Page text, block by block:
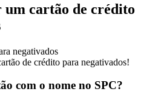
um cartão de crédito
de crédito para negativados!
com o nome no SPC?